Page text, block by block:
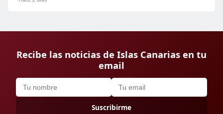
Recibe las noticias de Islas Canarias en tu
email
Suscribirme